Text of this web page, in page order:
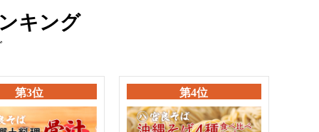
キング
第3位 第4位